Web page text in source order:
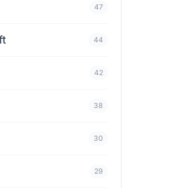
47
44
42
38
30
29